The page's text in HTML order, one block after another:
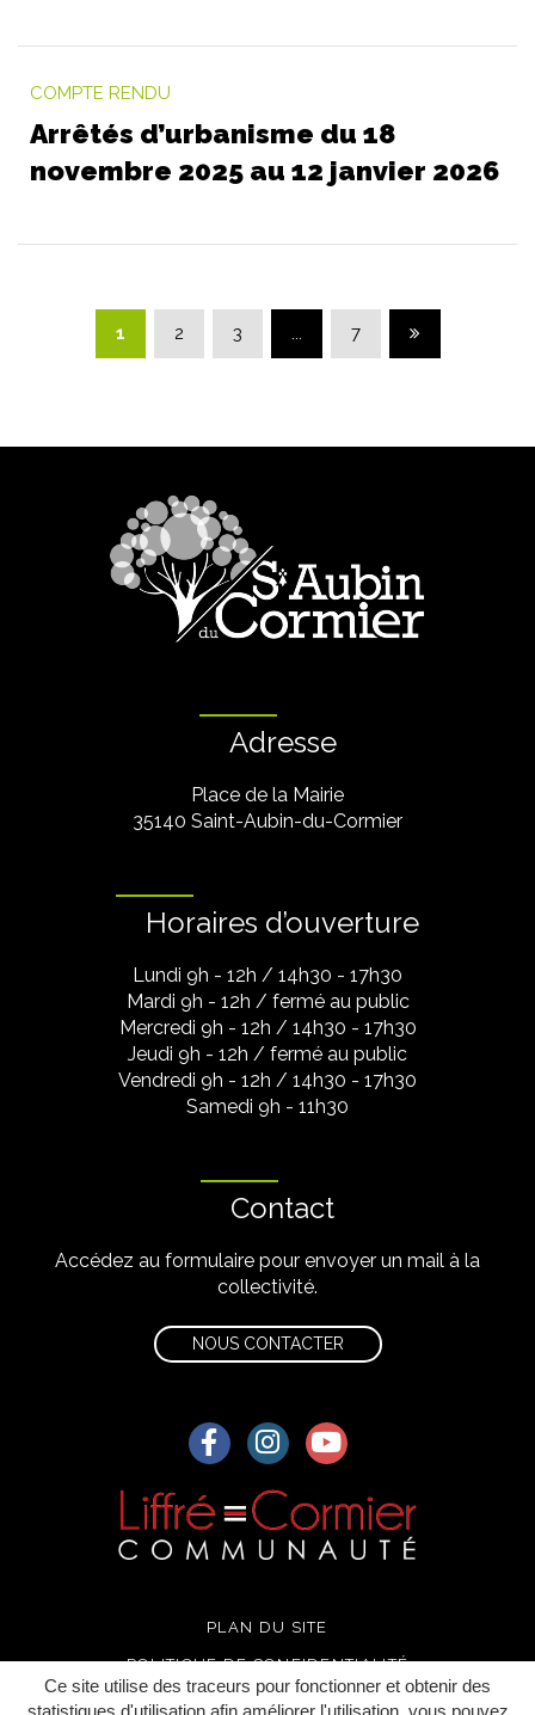
Ce site utilise des traceurs pour fonctionner et obtenir des
statistiques d'utilisation afin améliorer l'utilisation, vous pouvez
COMPTE RENDU
Arrêtés d’urbanisme du 18
novembre 2025 au 12 janvier 2026
1 2 3 ... 7 Page suivante
Adresse
Place de la Mairie
35140 Saint-Aubin-du-Cormier
Horaires d’ouverture
Lundi 9h - 12h / 14h30 - 17h30
Mardi 9h - 12h / fermé au public
Mercredi 9h - 12h / 14h30 - 17h30
Jeudi 9h - 12h / fermé au public
Vendredi 9h - 12h / 14h30 - 17h30
Samedi 9h - 11h30
Contact
Accédez au formulaire pour envoyer un mail à la
collectivité.
NOUS CONTACTER
Lien vers le compte Facebook
Lien vers le compte
Lien vers la chaîne
PLAN DU SITE
POLITIQUE DE CONFIDENTIALITÉ
MENTIONS LÉGALES